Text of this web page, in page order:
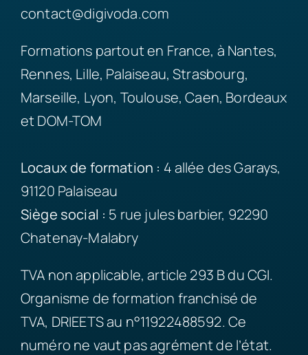
contact@digivoda.com
Formations partout en France, à Nantes,
Rennes, Lille, Palaiseau, Strasbourg,
Marseille, Lyon, Toulouse, Caen, Bordeaux
et DOM-TOM
Locaux de formation : 4 allée des Garays,
91120 Palaiseau
Siège social : 5 rue jules barbier, 92290
Chatenay-Malabry
TVA non applicable, article 293 B du CGI.
Organisme de formation franchisé de
TVA, DRIEETS au n°11922488592. Ce
numéro ne vaut pas agrément de l’état.